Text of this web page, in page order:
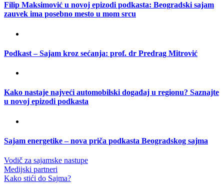
Filip Maksimović u novoj epizodi podkasta: Beogradski sajam
zauvek ima posebno mesto u mom srcu
Podkast – Sajam kroz sećanja: prof. dr Predrag Mitrović
Kako nastaje najveći automobilski događaj u regionu? Saznajte
u novoj epizodi podkasta
Sajam energetike – nova priča podkasta Beogradskog sajma
Vodič za sajamske nastupe
Medijski partneri
Kako stići do Sajma?